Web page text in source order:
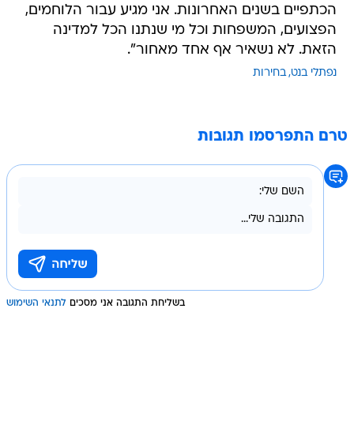
הכתפיים בשנים האחרונות. אני מגיע עבור הלוחמים,
הפצועים, המשפחות וכל מי שנתנו הכל למדינה
הזאת. לא נשאיר אף אחד מאחור".
נפתלי בנט בחירות
טרם התפרסמו תגובות
בשליחת התגובה אני מסכים לתנאי השימוש